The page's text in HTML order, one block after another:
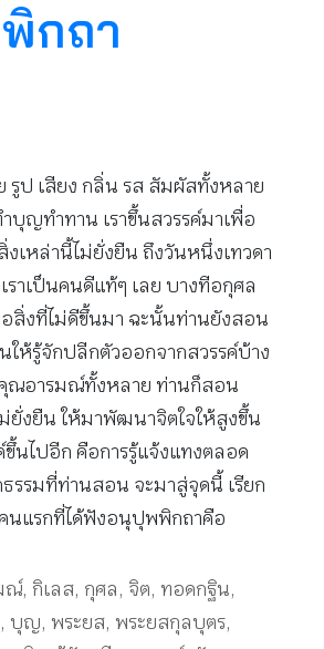
กถา
รูป เสียง กลิ่น รส สัมผัสทั้งหลาย
บุญทำทาน เราขึ้นสวรรค์มาเพื่อ
งเหล่านี้ไม่ยั่งยืน ถึงวันหนึ่งเทวดา
ราเป็นคนดีแท้ๆ เลย บางทีอกุศล
อสิ่งที่ไม่ดีขึ้นมา ฉะนั้นท่านยังสอน
ห้รู้จักปลีกตัวออกจากสวรรค์บ้าง
ณอารมณ์ทั้งหลาย ท่านก็สอน
ยั่งยืน ให้มาพัฒนาจิตใจให้สูงขึ้น
ขึ้นไปอีก คือการรู้แจ้งแทงตลอด
รรมที่ท่านสอน จะมาสู่จุดนี้ เรียก
นแรกที่ได้ฟังอนุปุพพิกถาคือ
ณ์, กิเลส, กุศล, จิต, ทอดกฐิน,
, บุญ, พระยส, พระยสกุลบุตร,